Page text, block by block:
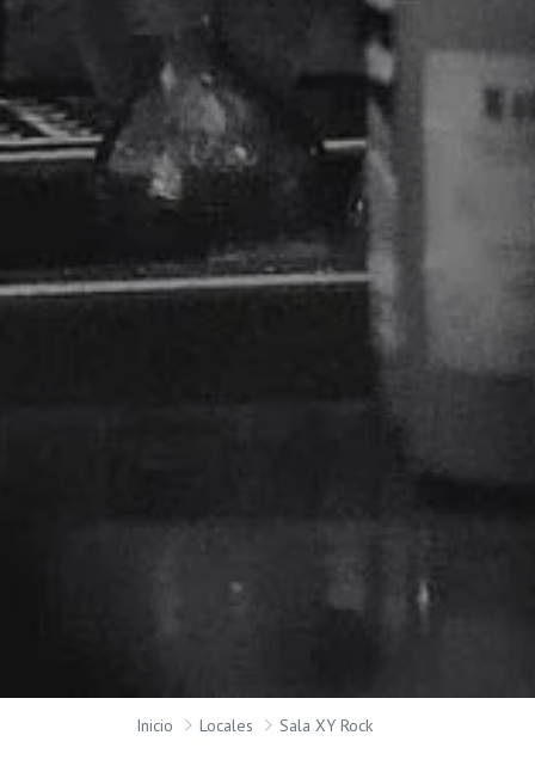
Inicio Locales Sala XY Rock